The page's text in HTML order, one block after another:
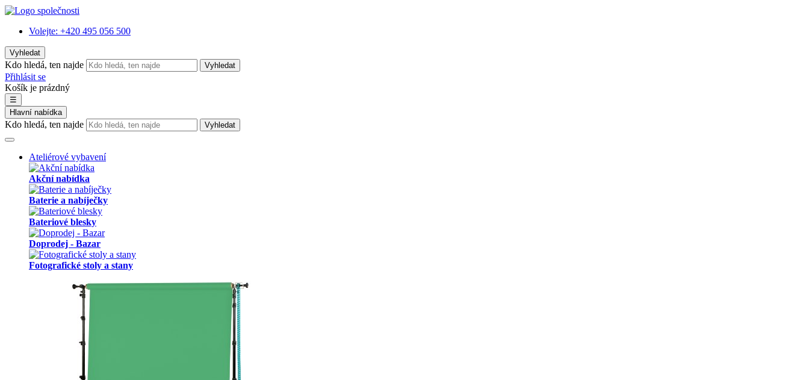
Volejte: +420 495 056 500
Vyhledat
Kdo hledá, ten najde Vyhledat
Přihlásit se
Košík je prázdný
☰
Hlavní nabídka
Kdo hledá, ten najde Vyhledat
Ateliérové vybavení
Akční nabídka
Baterie a nabíječky
Bateriové blesky
Doprodej - Bazar
Fotografické stoly a stany